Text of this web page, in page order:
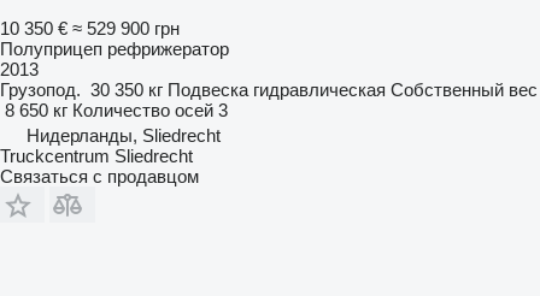
10 350 € ≈ 529 900 грн
Полуприцеп рефрижератор
2013
Грузопод. 30 350 кг Подвеска гидравлическая Собственный вес
8 650 кг Количество осей 3
Нидерланды, Sliedrecht
Truckcentrum Sliedrecht
Связаться с продавцом